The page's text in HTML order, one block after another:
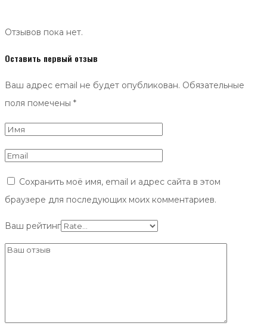
Отзывов пока нет.
Оставить первый отзыв
Ваш адрес email не будет опубликован. Обязательные
поля помечены *
Сохранить моё имя, email и адрес сайта в этом
браузере для последующих моих комментариев.
Ваш рейтинг